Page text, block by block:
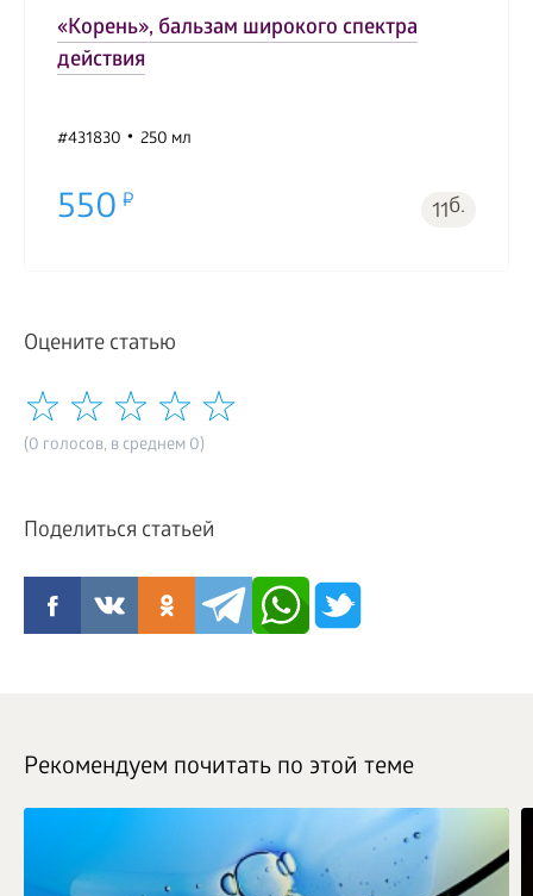
«Корень», бальзам широкого спектра
действия
#431830 250 мл
550 11б.
Оцените статью
(0 голосов, в среднем 0)
Поделиться статьей
Рекомендуем почитать по этой теме